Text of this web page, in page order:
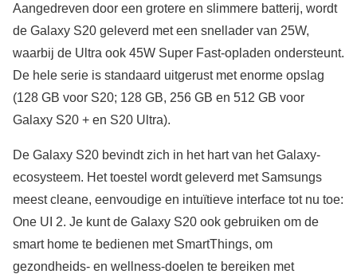
Aangedreven door een grotere en slimmere batterij, wordt
de Galaxy S20 geleverd met een snellader van 25W,
waarbij de Ultra ook 45W Super Fast-opladen ondersteunt.
De hele serie is standaard uitgerust met enorme opslag
(128 GB voor S20; 128 GB, 256 GB en 512 GB voor
Galaxy S20 + en S20 Ultra).
De Galaxy S20 bevindt zich in het hart van het Galaxy-
ecosysteem. Het toestel wordt geleverd met Samsungs
meest cleane, eenvoudige en intuïtieve interface tot nu toe:
One UI 2. Je kunt de Galaxy S20 ook gebruiken om de
smart home te bedienen met SmartThings, om
gezondheids- en wellness-doelen te bereiken met